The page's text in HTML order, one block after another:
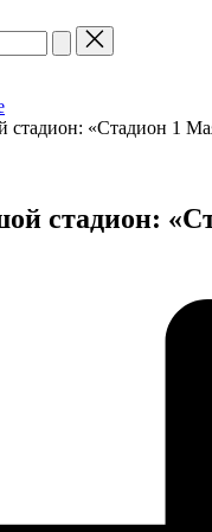
стадион: «Стадион 1
стадион: